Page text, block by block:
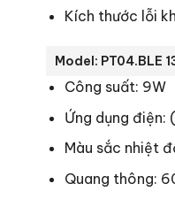
Kích thước lỗi
Model: PT04.BLE
Công suất: 9W
Ứng dụng
Màu sắc nhiệt
Quang thông: